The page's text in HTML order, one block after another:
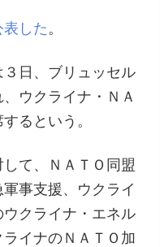
表した 。
日、ブリュッセル
ウクライナ・ＮＡ
るという。
て、ＮＡＴＯ同盟
事支援、ウクライ
クライナ・エネル
イナのＮＡＴＯ加